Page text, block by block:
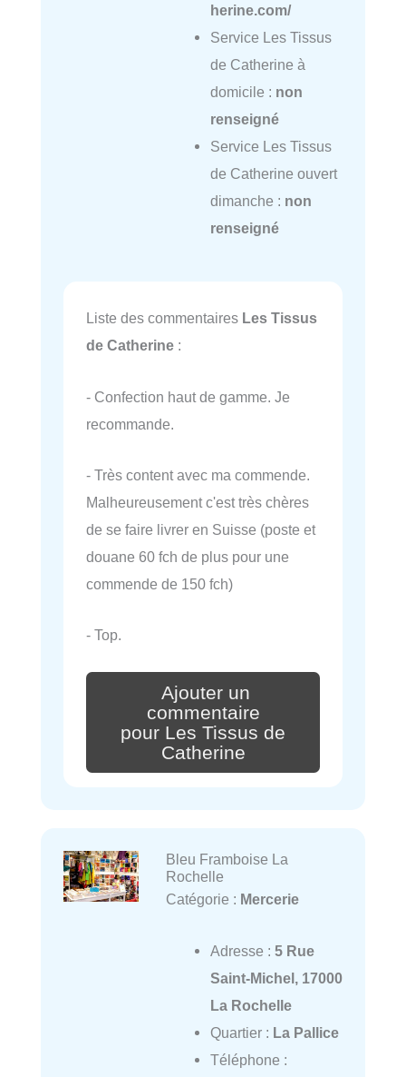
herine.com/
Service Les Tissus
de Catherine à
domicile : non
renseigné
Service Les Tissus
de Catherine ouvert
dimanche : non
renseigné
Liste des commentaires Les Tissus
de Catherine :
- Confection haut de gamme. Je
recommande.
- Très content avec ma commende.
Malheureusement c'est très chères
de se faire livrer en Suisse (poste et
douane 60 fch de plus pour une
commende de 150 fch)
- Top.
Ajouter un
commentaire
pour Les Tissus de
Catherine
Bleu Framboise La
Rochelle
Catégorie : Mercerie
Adresse : 5 Rue
Saint-Michel, 17000
La Rochelle
Quartier : La Pallice
Téléphone :